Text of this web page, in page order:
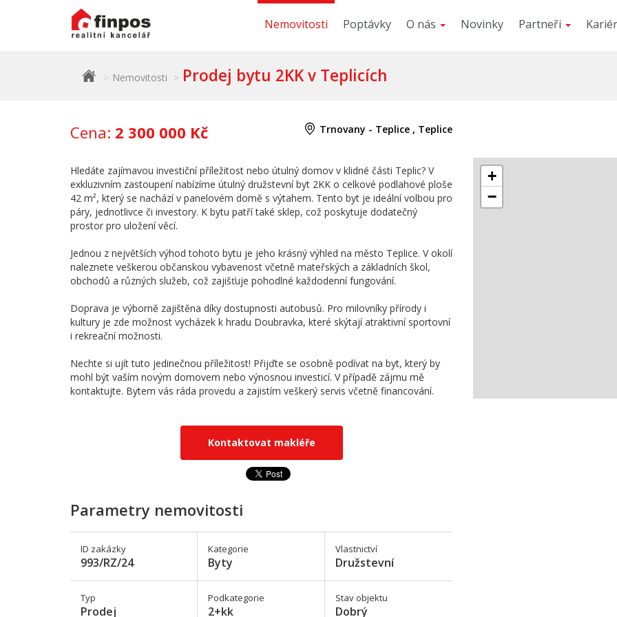
Nemovitosti Poptávky O nás Novinky Partneři
Nemovitosti Prodej bytu 2KK v Teplicích
Cena: 2 300 000 Kč Trnovany - Teplice , Teplice
Hledáte zajímavou investiční příležitost nebo útulný domov v klidné části Teplic? V
exkluzivním zastoupení nabízíme útulný družstevní byt 2KK o celkové podlahové ploše
42 m², který se nachází v panelovém domě s výtahem. Tento byt je ideální volbou pro
páry, jednotlivce či investory. K bytu patří také sklep, což poskytuje dodatečný
prostor pro uložení věcí.
Jednou z největších výhod tohoto bytu je jeho krásný výhled na město Teplice. V okolí
naleznete veškerou občanskou vybavenost včetně mateřských a základních škol,
obchodů a různých služeb, což zajišťuje pohodlné každodenní fungování.
Doprava je výborně zajištěna díky dostupnosti autobusů. Pro milovníky přírody i
kultury je zde možnost vycházek k hradu Doubravka, které skýtají atraktivní sportovní
i rekreační možnosti.
Nechte si ujít tuto jedinečnou příležitost! Přijďte se osobně podívat na byt, který by
mohl být vaším novým domovem nebo výnosnou investicí. V případě zájmu mě
kontaktujte. Bytem vás ráda provedu a zajistím veškerý servis včetně financování.
Kontaktovat makléře
Parametry nemovitosti
ID zakázky
993/RZ/24
Kategorie
Byty
Vlastnictví
Družstevní
Typ
Prodej
Podkategorie
2+kk
Stav objektu
Dobrý
+
−